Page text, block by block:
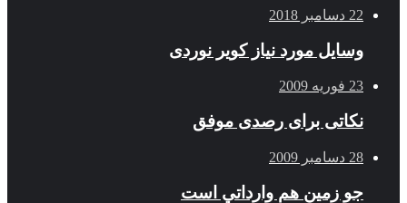
22 دسامبر 2018
وسایل مورد نیاز کویر نوردی
23 فوریه 2009
نکاتی برای رصدی موفق
28 دسامبر 2009
جو زمين هم وارداتي است